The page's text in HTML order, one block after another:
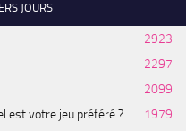
JOURS
2923
2297
2099
est votre jeu préféré ?...
1979